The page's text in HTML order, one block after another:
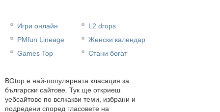
Игри онлайн
PMfun Lineage
Games Top
L2 drops
Женски календар
Стани богат
BGtop e най-популярната класация за
български сайтове. Тук ще откриеш
уебсайтове по всякакви теми, избрани и
подредени според гласовете на